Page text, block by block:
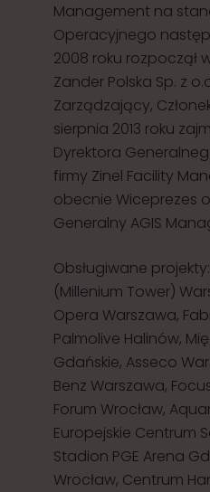
Management na
Operacyjnego
2008 roku rozpoczął
Zander Polska Sp. z
Zarządzający,
sierpnia 2013 roku
Dyrektora
firmy Zinel Facility
obecnie Wiceprezes
Generalny AGIS
Obsługiwane
(Millenium Tower)
Opera Warszawa,
Palmolive Halinów,
Gdańskie, Asseco
Benz Warszawa,
Forum Wrocław,
Europejskie Centrum
Stadion PGE Arena
Wrocław, Centrum